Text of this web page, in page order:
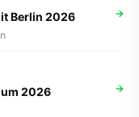
Berlin 2026 →
2026 →